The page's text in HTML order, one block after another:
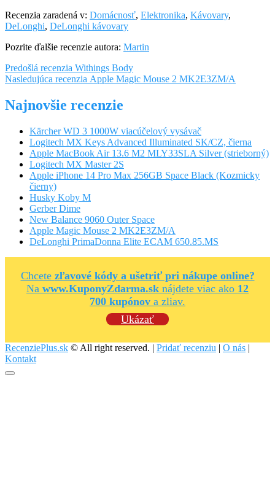
Recenzia zaradená v: Domácnosť, Elektronika, Kávovary,
DeLonghi, DeLonghi kávovary
Pozrite ďalšie recenzie autora: Martin
Navigácia
v
článku
Predošlá recenzia Predošlá
recenzia:
Withings Body
Nasledujúca recenzia Nasledujúca
Apple Magic Mouse 2 MK2E3ZM/A
Najnovšie recenzie
Kärcher WD 3 1000W viacúčelový vysávač
Logitech MX Keys Advanced Illuminated SK/CZ, čierna
Apple MacBook Air 13.6 M2 MLY33SLA Silver (strieborný)
Logitech MX Master 2S
Apple iPhone 14 Pro Max 256GB Space Black (Kozmicky
čierny)
Husky Koby M
Gerber Dime
New Balance 9060 Outer Space
Apple Magic Mouse 2 MK2E3ZM/A
DeLonghi PrimaDonna Elite ECAM 650.85.MS
Chcete zľavové kódy a ušetriť pri nákupe online?
Na www.KuponyZdarma.sk nájdete viac ako 12
700 kupónov a zliav.
Ukázať
RecenziePlus.sk © All right reserved. | Pridať recenziu | O nás |
Kontakt